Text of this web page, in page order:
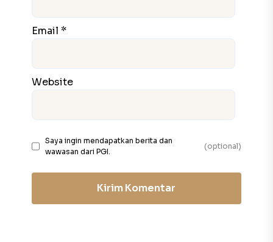
Email *
Website
Saya ingin mendapatkan berita dan
wawasan dari PGI.
(optional)
Kirim Komentar